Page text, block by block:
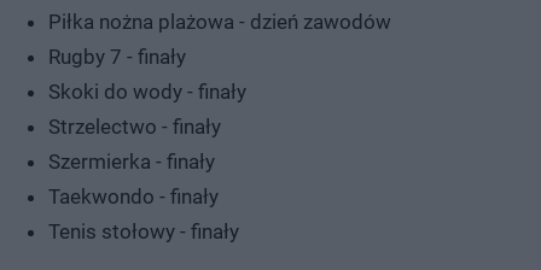
Piłka nożna plażowa - dzień zawodów
Rugby 7 - finały
Skoki do wody - finały
Strzelectwo - finały
Szermierka - finały
Taekwondo - finały
Tenis stołowy - finały